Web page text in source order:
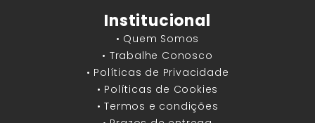
Institucional
• Quem Somos
• Trabalhe Conosco
• Políticas de Privacidade
• Políticas de Cookies
• Termos e condições